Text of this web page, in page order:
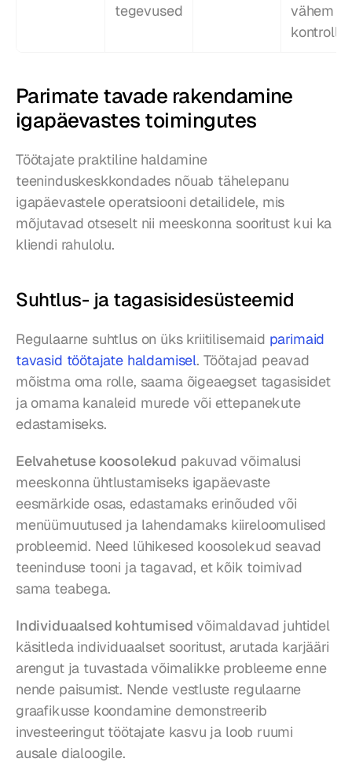
tegevused
vähem
kontrolli
Parimate tavade rakendamine
igapäevastes toimingutes
Töötajate praktiline haldamine
teeninduskeskkondades nõuab tähelepanu
igapäevastele operatsiooni detailidele, mis
mõjutavad otseselt nii meeskonna sooritust kui ka
kliendi rahulolu.
Suhtlus- ja tagasisidesüsteemid
Regulaarne suhtlus on üks kriitilisemaid parimaid
tavasid töötajate haldamisel. Töötajad peavad
mõistma oma rolle, saama õigeaegset tagasisidet
ja omama kanaleid murede või ettepanekute
edastamiseks.
Eelvahetuse koosolekud pakuvad võimalusi
meeskonna ühtlustamiseks igapäevaste
eesmärkide osas, edastamaks erinõuded või
menüümuutused ja lahendamaks kiireloomulised
probleemid. Need lühikesed koosolekud seavad
teeninduse tooni ja tagavad, et kõik toimivad
sama teabega.
Individuaalsed kohtumised võimaldavad juhtidel
käsitleda individuaalset sooritust, arutada karjääri
arengut ja tuvastada võimalikke probleeme enne
nende paisumist. Nende vestluste regulaarne
graafikusse koondamine demonstreerib
investeeringut töötajate kasvu ja loob ruumi
ausale dialoogile.